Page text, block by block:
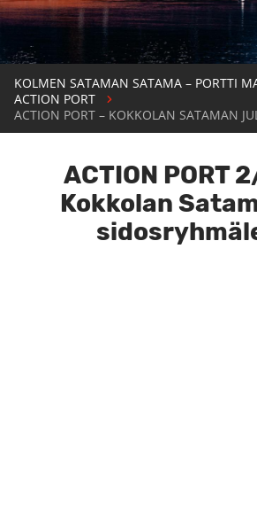
KOLMEN SATAMAN SATAMA – PORTTI
ACTION PORT
ACTION PORT – KOKKOLAN SATAMAN
ACTION PORT
Kokkolan